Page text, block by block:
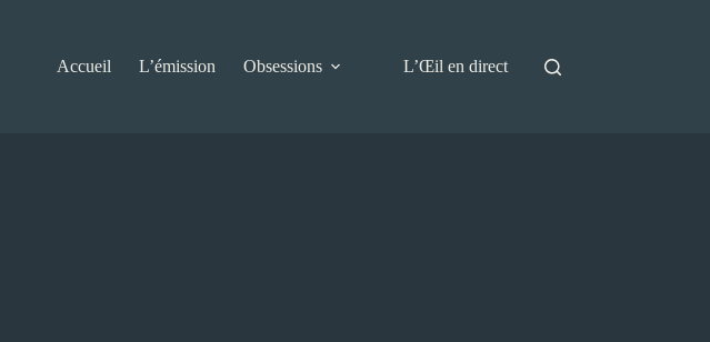
Accueil L’émission Obsessions L’Œil en direct